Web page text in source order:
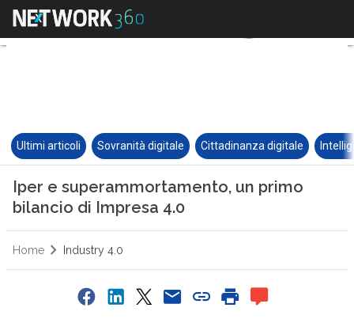
Ultimi articoli Sovranità digitale Cittadinanza digitale
Iper e superammortamento, un primo
bilancio di Impresa 4.0
Home Industry 4.0